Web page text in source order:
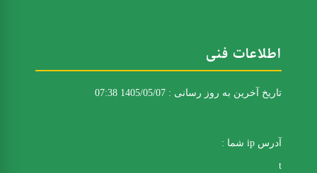
اطلاعات فنی
تاریخ آخرین به روز رسانی : 1405/05/07 07:38
آدرس ip شما :
t